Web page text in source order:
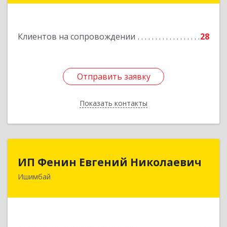
Клиентов на сопровождении 28
Отправить заявку
Показать контакты
Отправить заявку
Назад
ИП Фенин Евгений Николаевич
Ишимбай
ИП Фенин Евгений Николаевич
453211, Башкортостан Респ, Ишимбайский р-н,